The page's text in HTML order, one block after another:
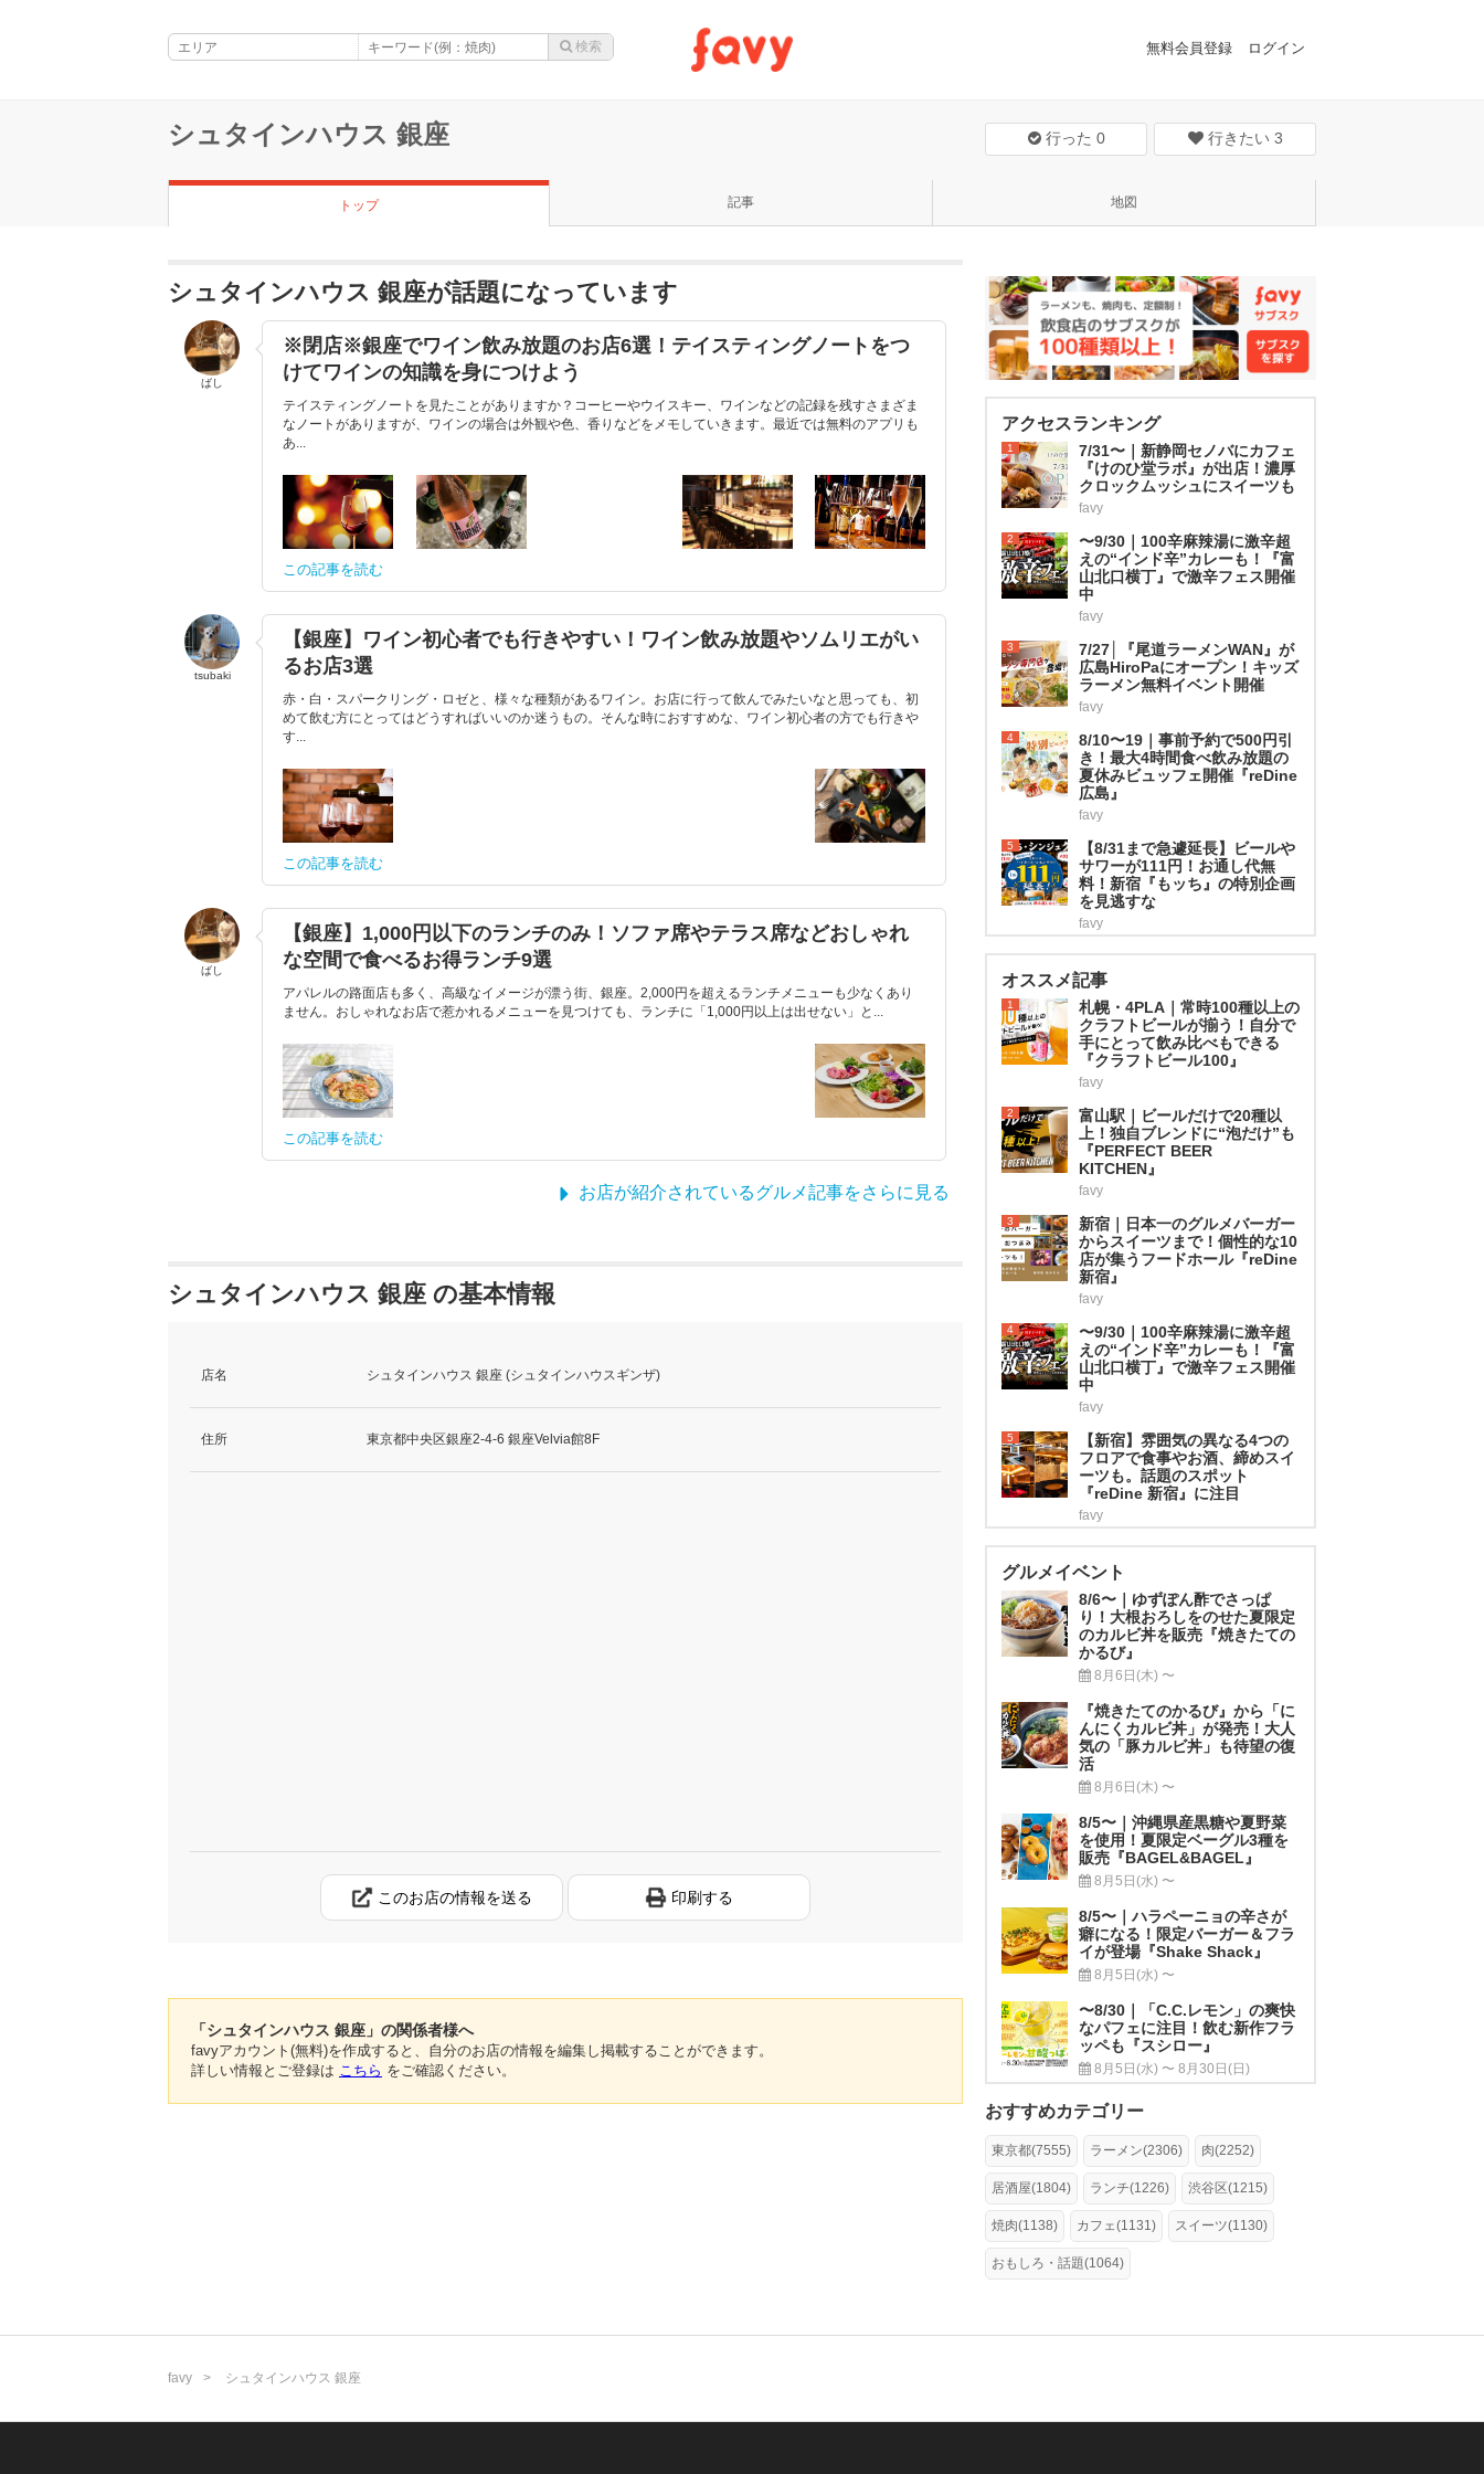
無料会員登録 ログイン
シュタインハウス 銀座 行った 0 行きたい 3
トップ 記事 地図
シュタインハウス 銀座が話題になっています
ばし
※閉店※銀座でワイン飲み放題のお店6選！テイスティングノートをつ
けてワインの知識を身につけよう
テイスティングノートを見たことがありますか？コーヒーやウイスキー、ワインなどの記録を残すさまざま
なノートがありますが、ワインの場合は外観や色、香りなどをメモしていきます。最近では無料のアプリも
あ...
この記事を読む
tsubaki
【銀座】ワイン初心者でも行きやすい！ワイン飲み放題やソムリエがい
るお店3選
赤・白・スパークリング・ロゼと、様々な種類があるワイン。お店に行って飲んでみたいなと思っても、初
めて飲む方にとってはどうすればいいのか迷うもの。そんな時におすすめな、ワイン初心者の方でも行きや
す...
この記事を読む
ばし
【銀座】1,000円以下のランチのみ！ソファ席やテラス席などおしゃれ
な空間で食べるお得ランチ9選
アパレルの路面店も多く、高級なイメージが漂う街、銀座。2,000円を超えるランチメニューも少なくあり
ません。おしゃれなお店で惹かれるメニューを見つけても、ランチに「1,000円以上は出せない」と...
この記事を読む
お店が紹介されているグルメ記事をさらに見る
シュタインハウス 銀座 の基本情報
店名 シュタインハウス 銀座 (シュタインハウスギンザ)
住所 東京都中央区銀座2-4-6 銀座Velvia館8F
このお店の情報を送る 印刷する
「シュタインハウス 銀座」の関係者様へ
favyアカウント(無料)を作成すると、自分のお店の情報を編集し掲載することができます。
詳しい情報とご登録は こちら をご確認ください。
アクセスランキング
1
7/31〜｜新静岡セノバにカフェ
『けのひ堂ラボ』が出店！濃厚
クロックムッシュにスイーツも
favy
2
〜9/30｜100辛麻辣湯に激辛超
えの“インド辛”カレーも！『富
山北口横丁』で激辛フェス開催
中
favy
3
7/27│『尾道ラーメンWAN』が
広島HiroPaにオープン！キッズ
ラーメン無料イベント開催
favy
4
8/10〜19｜事前予約で500円引
き！最大4時間食べ飲み放題の
夏休みビュッフェ開催『reDine
広島』
favy
5
【8/31まで急遽延長】ビールや
サワーが111円！お通し代無
料！新宿『もッち』の特別企画
を見逃すな
favy
オススメ記事
1
札幌・4PLA｜常時100種以上の
クラフトビールが揃う！自分で
手にとって飲み比べもできる
『クラフトビール100』
favy
2
富山駅｜ビールだけで20種以
上！独自ブレンドに“泡だけ”も
『PERFECT BEER
KITCHEN』
favy
3
新宿｜日本一のグルメバーガー
からスイーツまで！個性的な10
店が集うフードホール『reDine
新宿』
favy
4
〜9/30｜100辛麻辣湯に激辛超
えの“インド辛”カレーも！『富
山北口横丁』で激辛フェス開催
中
favy
5
【新宿】雰囲気の異なる4つの
フロアで食事やお酒、締めスイ
ーツも。話題のスポット
『reDine 新宿』に注目
favy
グルメイベント
8/6〜｜ゆずぽん酢でさっぱ
り！大根おろしをのせた夏限定
のカルビ丼を販売『焼きたての
かるび』
8月6日(木) 〜
『焼きたてのかるび』から「に
んにくカルビ丼」が発売！大人
気の「豚カルビ丼」も待望の復
活
8月6日(木) 〜
8/5〜｜沖縄県産黒糖や夏野菜
を使用！夏限定ベーグル3種を
販売『BAGEL&BAGEL』
8月5日(水) 〜
8/5〜｜ハラペーニョの辛さが
癖になる！限定バーガー＆フラ
イが登場『Shake Shack』
8月5日(水) 〜
〜8/30｜「C.C.レモン」の爽快
なパフェに注目！飲む新作フラ
ッペも『スシロー』
8月5日(水) 〜 8月30日(日)
おすすめカテゴリー
東京都(7555) ラーメン(2306) 肉(2252)
居酒屋(1804) ランチ(1226) 渋谷区(1215)
焼肉(1138) カフェ(1131) スイーツ(1130)
おもしろ・話題(1064)
favy シュタインハウス 銀座